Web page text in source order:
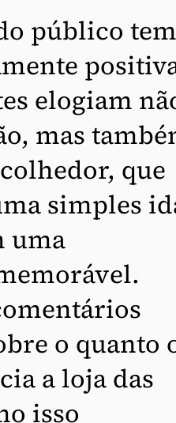
público tem
elogiam
mas
que
simples
uma
o quanto
a loja das
isso